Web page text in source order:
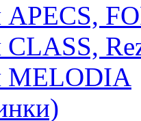
APECS,
CLASS,
MELODIA